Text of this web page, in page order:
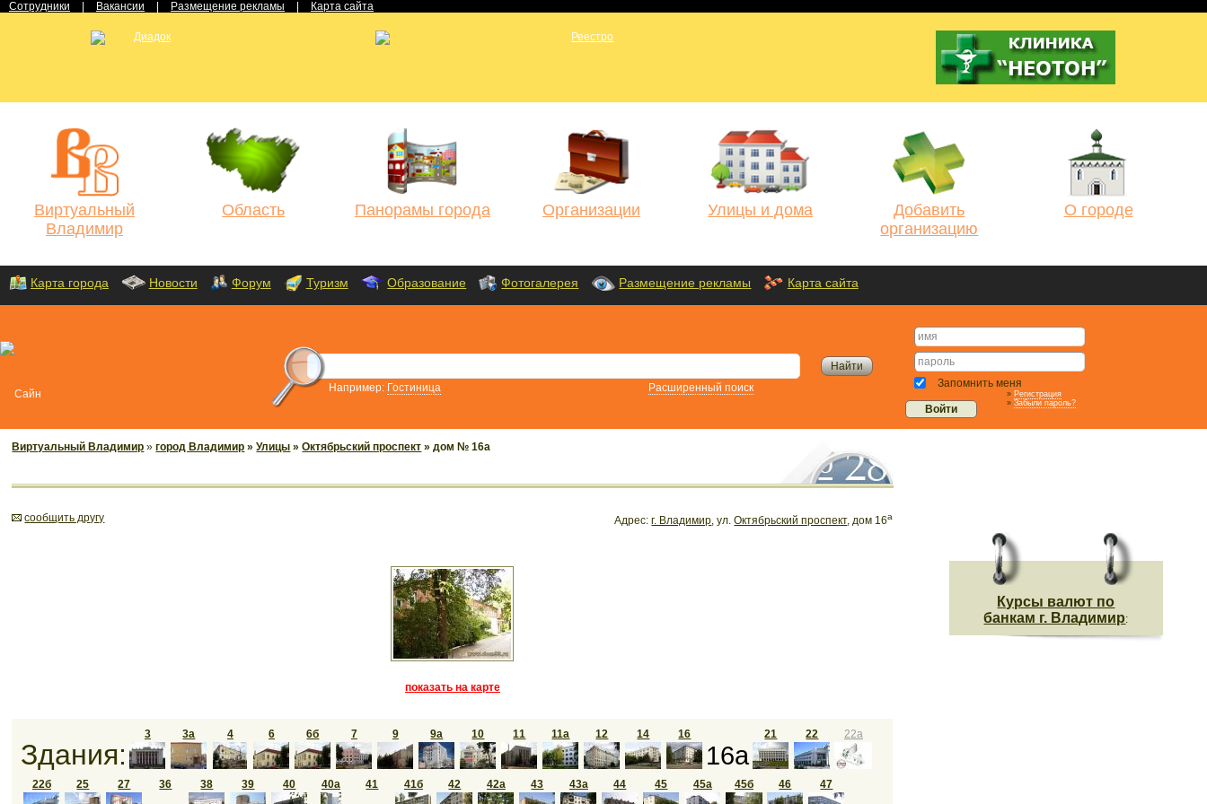
Сотрудники Вакансии Размещение рекламы Карта сайта
Виртуальный
Владимир
Область Панорамы города Организации Улицы и дома
Добавить
организацию
О городе
Карта города Новости Форум Туризм Образование Фотогалерея Размещение рекламы Карта сайта
Например: Гостиница Расширенный поиск Запомнить меня
» Регистрация
» Забыли пароль?
Виртуальный Владимир »город Владимир »Улицы »Октябрьский проспект » дом № 16а
cообщить другу Адрес:г. Владимир, ул.Октябрьский проспект, дом 16а
показать на карте
Здания:
3 3а 4 6 6б 7 9 9а 10 11 11а 12 14 16
16а
21 22 22а
22б 25 27 36 38 39 40 40а 41 41б 42 42а 43 43а 44 45 45а 45б 46 47
Курсы валют по
банкам г. Владимир: